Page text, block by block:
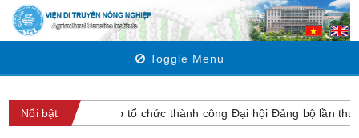
Toggle Menu
Nổi bật
Nông nghiệp tổ chức thành công Đại hội Đảng bộ lần thứ VI